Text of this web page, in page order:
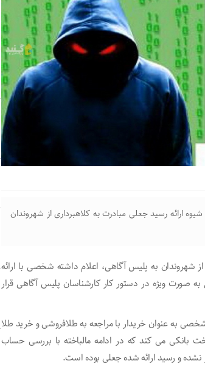
ارائه رسید جعلی مبادرت به کلاهبرداری از شهروندان
به پلیس آگاهی، اعلام داشته شخصی با ارائه
صورت ویژه در دستور کار کارشناسان پلیس آگاهی قرار
به عنوان خریدار با مراجعه به طلافروشی و خرید طلا
بانکی می‌ کند که در ادامه مالباخته با بررسی حساب
و رسید ارائه شده جعلی بوده است.